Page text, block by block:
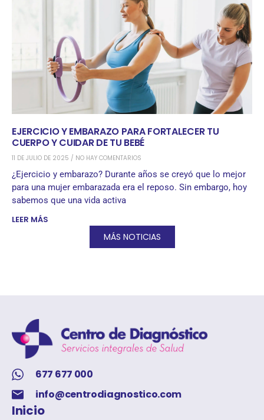
EJERCICIO Y EMBARAZO PARA FORTALECER TU
CUERPO Y CUIDAR DE TU BEBÉ
11 DE JULIO DE 2025 NO HAY COMENTARIOS
¿Ejercicio y embarazo? Durante años se creyó que lo mejor
para una mujer embarazada era el reposo. Sin embargo, hoy
sabemos que una vida activa
LEER MÁS
MÁS NOTICIAS
677 677 000
info@centrodiagnostico.com
Inicio